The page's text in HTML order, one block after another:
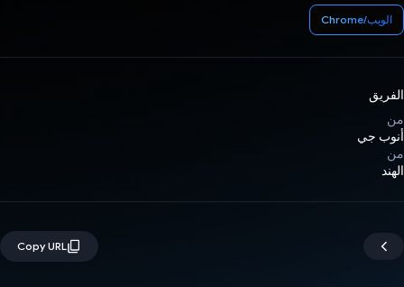
الويب/Chrome
الفريق
من
أنوب جي
من
الهند